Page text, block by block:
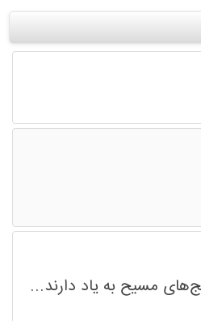
مسیح به یاد دارند...